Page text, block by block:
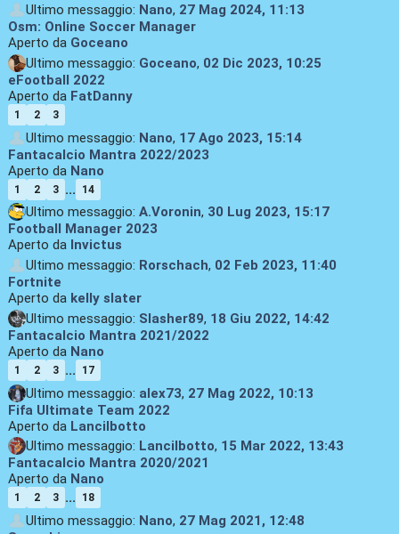
Ultimo messaggio: Nano, 27 Mag 2024, 11:13
Osm: Online Soccer Manager
Aperto da Goceano
Ultimo messaggio: Goceano, 02 Dic 2023, 10:25
eFootball 2022
Aperto da FatDanny
1 2 3
Ultimo messaggio: Nano, 17 Ago 2023, 15:14
Fantacalcio Mantra 2022/2023
Aperto da Nano
1 2 3 ... 14
Ultimo messaggio: A.Voronin, 30 Lug 2023, 15:17
Football Manager 2023
Aperto da Invictus
Ultimo messaggio: Rorschach, 02 Feb 2023, 11:40
Fortnite
Aperto da kelly slater
Ultimo messaggio: Slasher89, 18 Giu 2022, 14:42
Fantacalcio Mantra 2021/2022
Aperto da Nano
1 2 3 ... 17
Ultimo messaggio: alex73, 27 Mag 2022, 10:13
Fifa Ultimate Team 2022
Aperto da Lancilbotto
Ultimo messaggio: Lancilbotto, 15 Mar 2022, 13:43
Fantacalcio Mantra 2020/2021
Aperto da Nano
1 2 3 ... 18
Ultimo messaggio: Nano, 27 Mag 2021, 12:48